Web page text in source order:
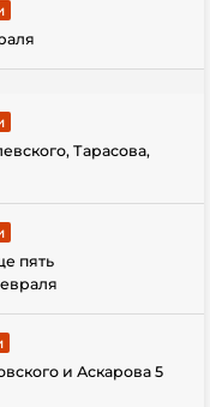
Тарасова,
пять
и Аскарова 5